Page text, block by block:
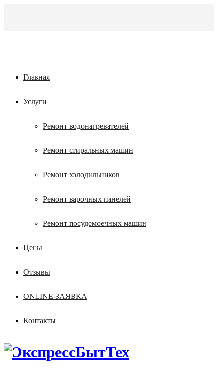
Главная
Услуги
Ремонт водонагревателей
Ремонт стиральных машин
Ремонт холодильников
Ремонт варочных панелей
Ремонт посудомоечных машин
Цены
Отзывы
ONLINE-ЗАЯВКА
Контакты